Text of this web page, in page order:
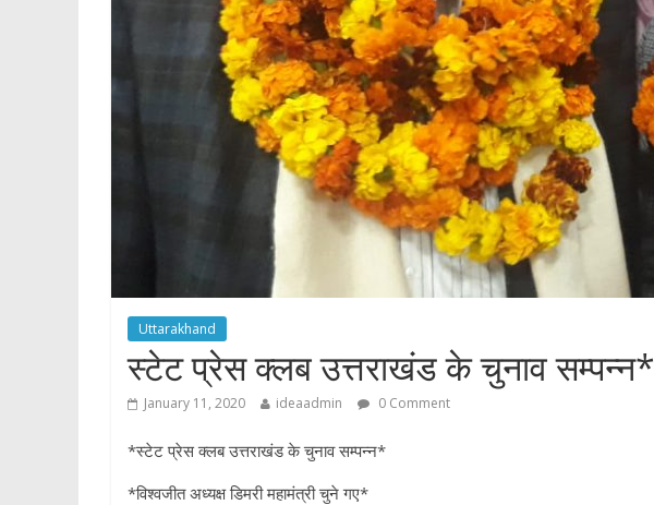
Uttarakhand
स्टेट प्रेस क्लब उत्तराखंड के चुनाव सम्पन्न*
January 11, 2020 ideaadmin 0 Comment
*स्टेट प्रेस क्लब उत्तराखंड के चुनाव सम्पन्न*
*विश्वजीत अध्यक्ष डिमरी महामंत्री चुने गए*